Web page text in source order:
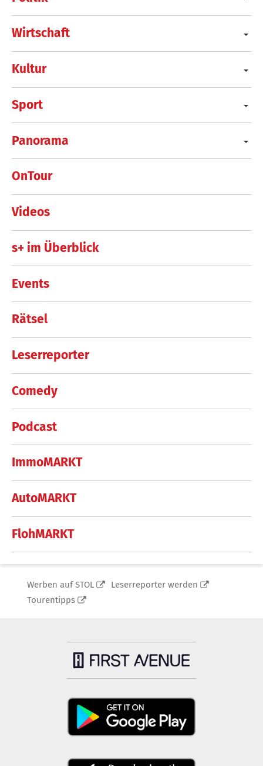
Wirtschaft
Kultur
Sport
Panorama
OnTour
Videos
s+ im Überblick
Events
Rätsel
Leserreporter
Comedy
Podcast
ImmoMARKT
AutoMARKT
FlohMARKT
Werben auf STOL
Leserreporter werden
Tourentipps